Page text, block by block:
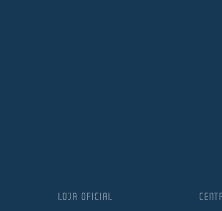
LOJA OFICIAL